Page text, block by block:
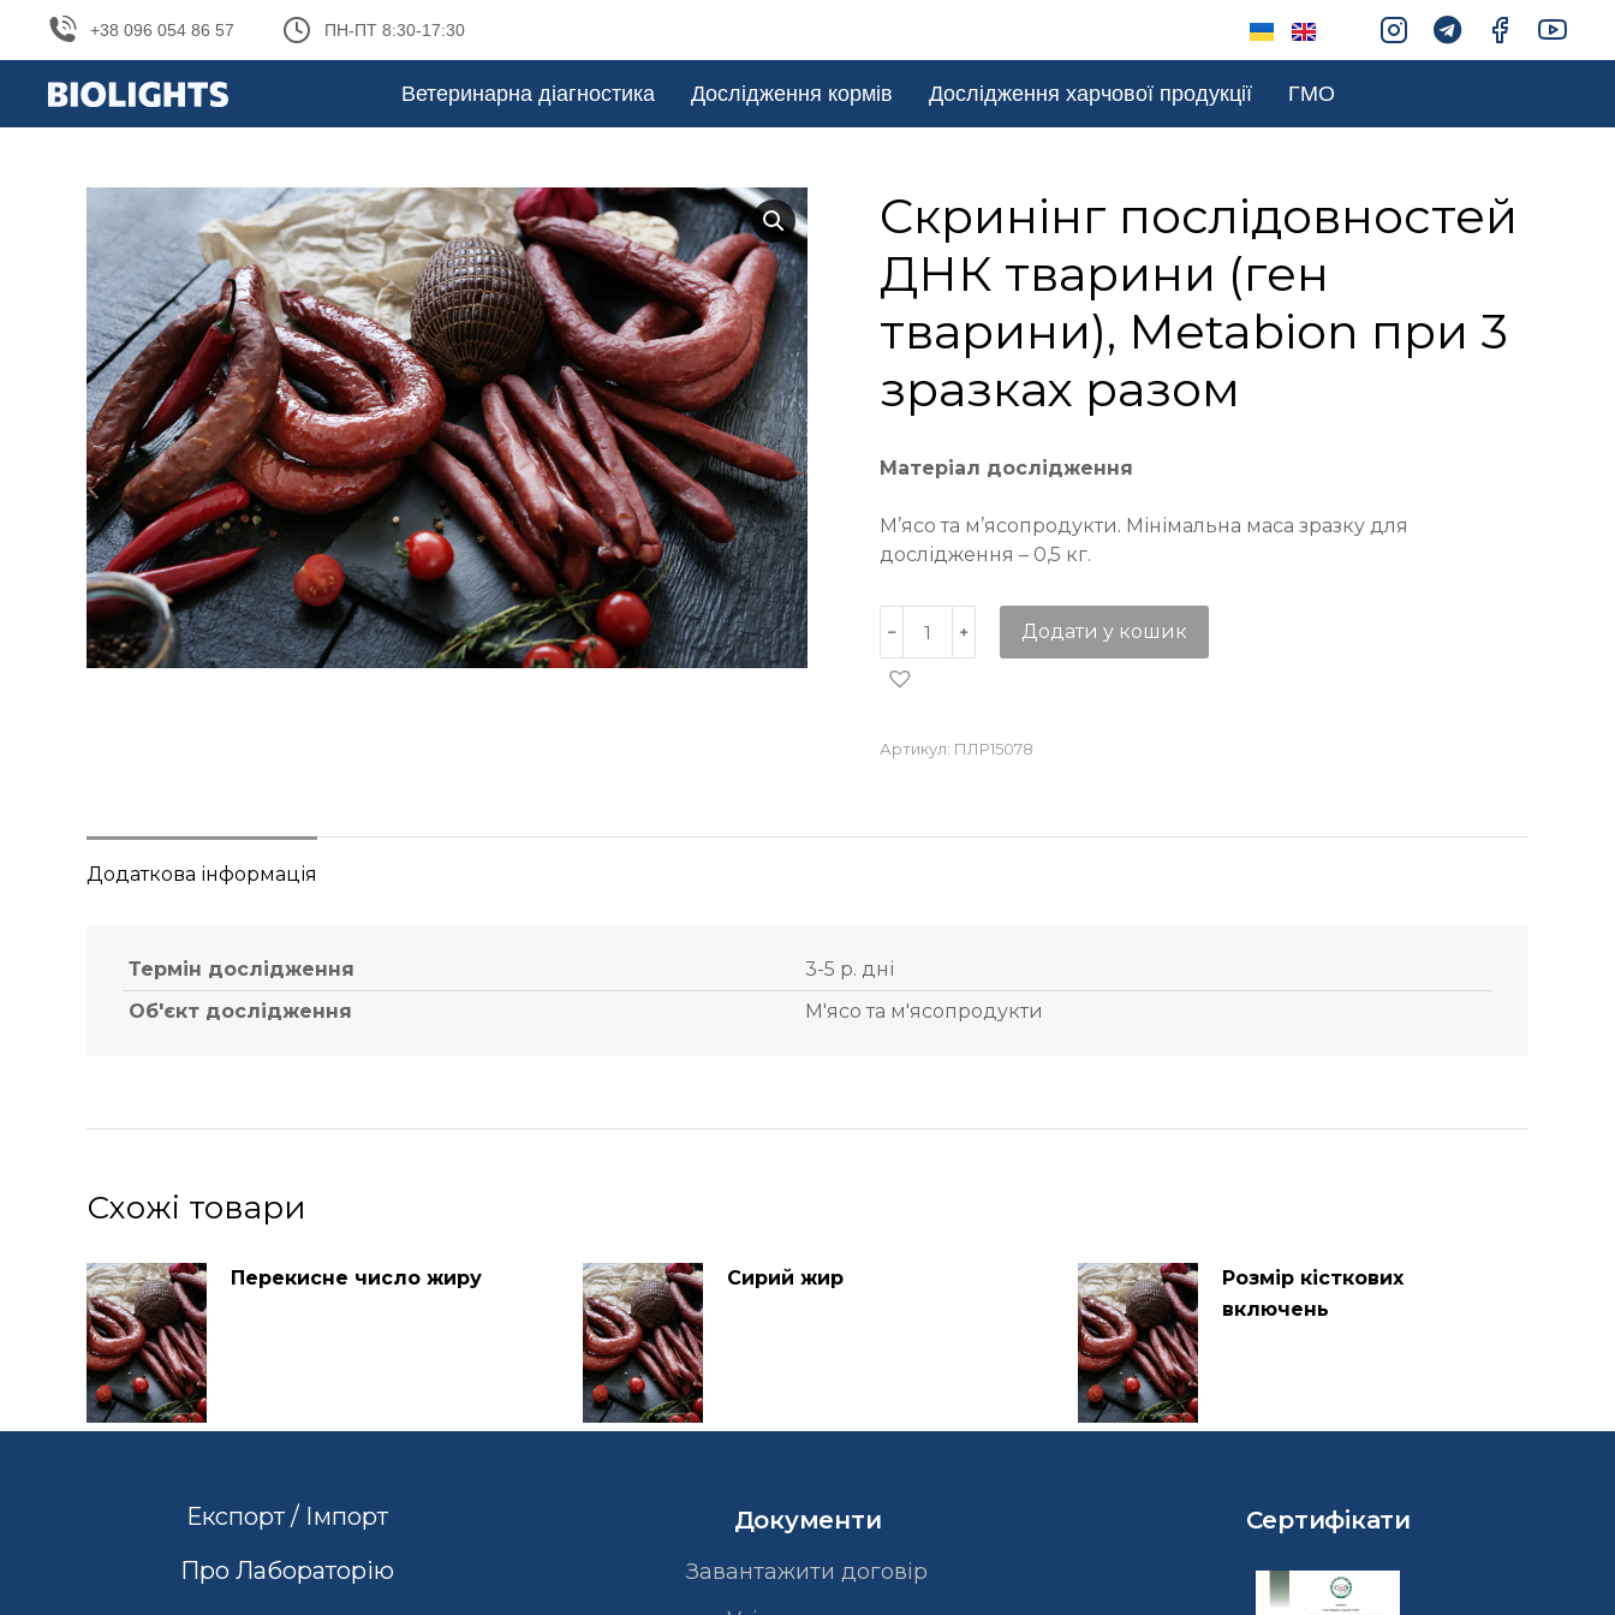
+38 096 054 86 57 ПН-ПТ 8:30-17:30
Ветеринарна діагностика Дослідження кормів Дослідження харчової продукції ГМО
Cкринінг послідовностей
ДНК тварини (ген
тварини), Metabion при 3
зразках разом
Матеріал дослідження
М’ясо та м’ясопродукти. Мінімальна маса зразку для
дослідження – 0,5 кг.
Додати у кошик
Артикул: ПЛР15078
Додаткова інформація
Термін дослідження
3-5 р. дні
Об'єкт дослідження
М'ясо та м'ясопродукти
Схожі товари
Перекисне число жиру Сирий жир
Розмір кісткових
включень
Експорт / Імпорт
Про Лабораторію
Документи
Завантажити договір
Сертифікати